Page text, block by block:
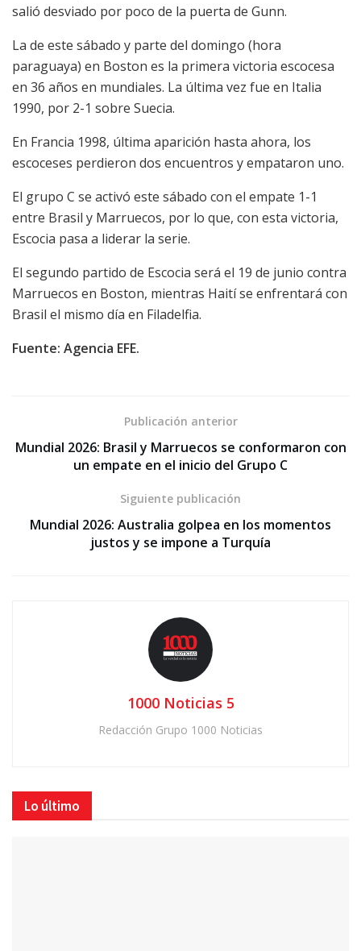
salió desviado por poco de la puerta de Gunn.
La de este sábado y parte del domingo (hora
paraguaya) en Boston es la primera victoria escocesa
en 36 años en mundiales. La última vez fue en Italia
1990, por 2-1 sobre Suecia.
En Francia 1998, última aparición hasta ahora, los
escoceses perdieron dos encuentros y empataron uno.
El grupo C se activó este sábado con el empate 1-1
entre Brasil y Marruecos, por lo que, con esta victoria,
Escocia pasa a liderar la serie.
El segundo partido de Escocia será el 19 de junio contra
Marruecos en Boston, mientras Haití se enfrentará con
Brasil el mismo día en Filadelfia.
Fuente: Agencia EFE.
Publicación anterior
Mundial 2026: Brasil y Marruecos se conformaron con
un empate en el inicio del Grupo C
Siguiente publicación
Mundial 2026: Australia golpea en los momentos
justos y se impone a Turquía
1000 Noticias 5
Redacción Grupo 1000 Noticias
Lo último